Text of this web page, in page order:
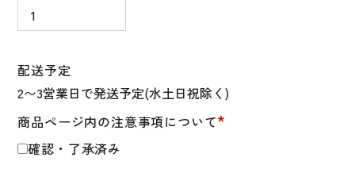
商品ページ内の注意事項について*
確認・了承済み
配送予定
ノ
ソ
ト
ボ
ー
ル